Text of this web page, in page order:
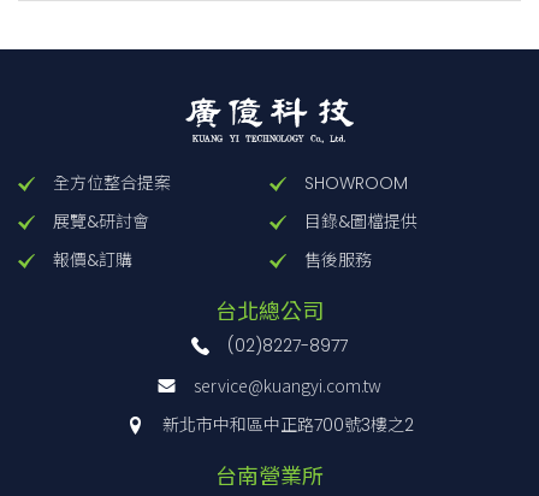
全方位整合提案
SHOWROOM
展覽&研討會
目錄&圖檔提供
報價&訂購
售後服務
台北總公司
(02)8227-8977
service@kuangyi.com.tw
新北市中和區中正路700號3樓之2
台南營業所